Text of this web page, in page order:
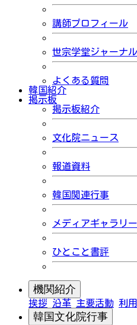
講師プロフィール
世宗学堂ジャーナル
よくある質問
韓国紹介
掲示板
掲示板紹介
文化院ニュース
報道資料
韓国関連行事
メディアギャラリー
ひとこと書評
機関紹介
挨拶 沿革 主要活動 利
韓国文化院行事